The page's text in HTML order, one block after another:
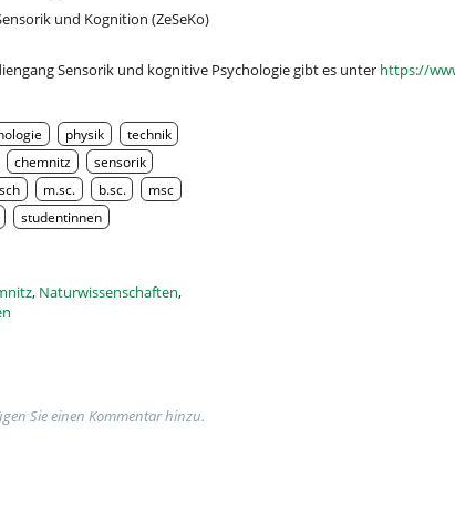
und Kognition (ZeSeKo)
Sensorik und kognitive Psychologie gibt es unter https://
physik
technik
chemnitz
sensorik
m.sc. b.sc.
msc
studentinnen
, Naturwissenschaften,
Sie einen Kommentar hinzu.